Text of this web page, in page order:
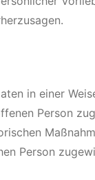
in einer
Person
Person